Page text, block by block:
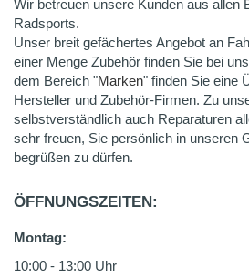
Wir betreuen unsere Kunden aus allen
Radsports.
Unser breit gefächertes Angebot an
einer Menge Zubehör finden Sie bei
dem Bereich "Marken" finden Sie eine
Hersteller und Zubehör-Firmen. Zu
selbstverständlich auch Reparaturen
sehr freuen, Sie persönlich in unseren
begrüßen zu dürfen.
ÖFFNUNGSZEITEN:
Montag:
10:00 - 13:00 Uhr